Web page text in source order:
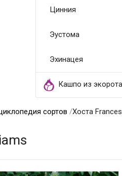
Цинния
Эустома
Эхинацея
Кашпо из
сортов /Хоста